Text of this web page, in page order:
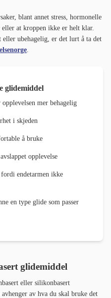
blant annet stress, hormonelle
at kroppen ikke er helt klar.
ubehagelig, er det lurt å ta det
glidemiddel
mer behagelig
i skjeden
å bruke
opplevelse
endetarmen ikke
en type glide som passer
glidemiddel
eller silikonbasert
av hva du skal bruke det